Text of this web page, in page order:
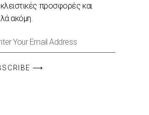
προσφορές και
ακόμη.
⟶